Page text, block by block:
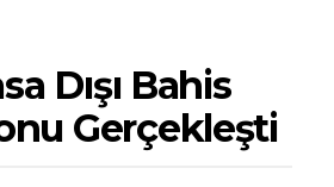
Dışı Bahis
Gerçekleşti